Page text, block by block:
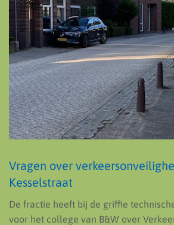
Vragen over
Kesselstraat
De fractie heeft bij de griffie
voor het college van B&W over